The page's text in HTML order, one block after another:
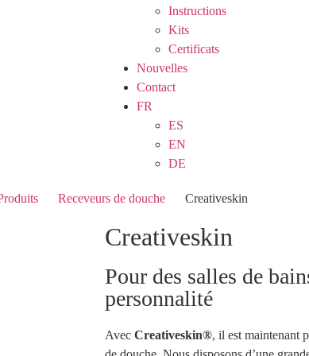
Instructions
Kits
Certificats
Nouvelles
Contact
FR
ES
EN
DE
Receveurs de douche Creativeskin
Creativeskin
Pour des salles de
personnalité
Avec Creativeskin®, il est maintenant